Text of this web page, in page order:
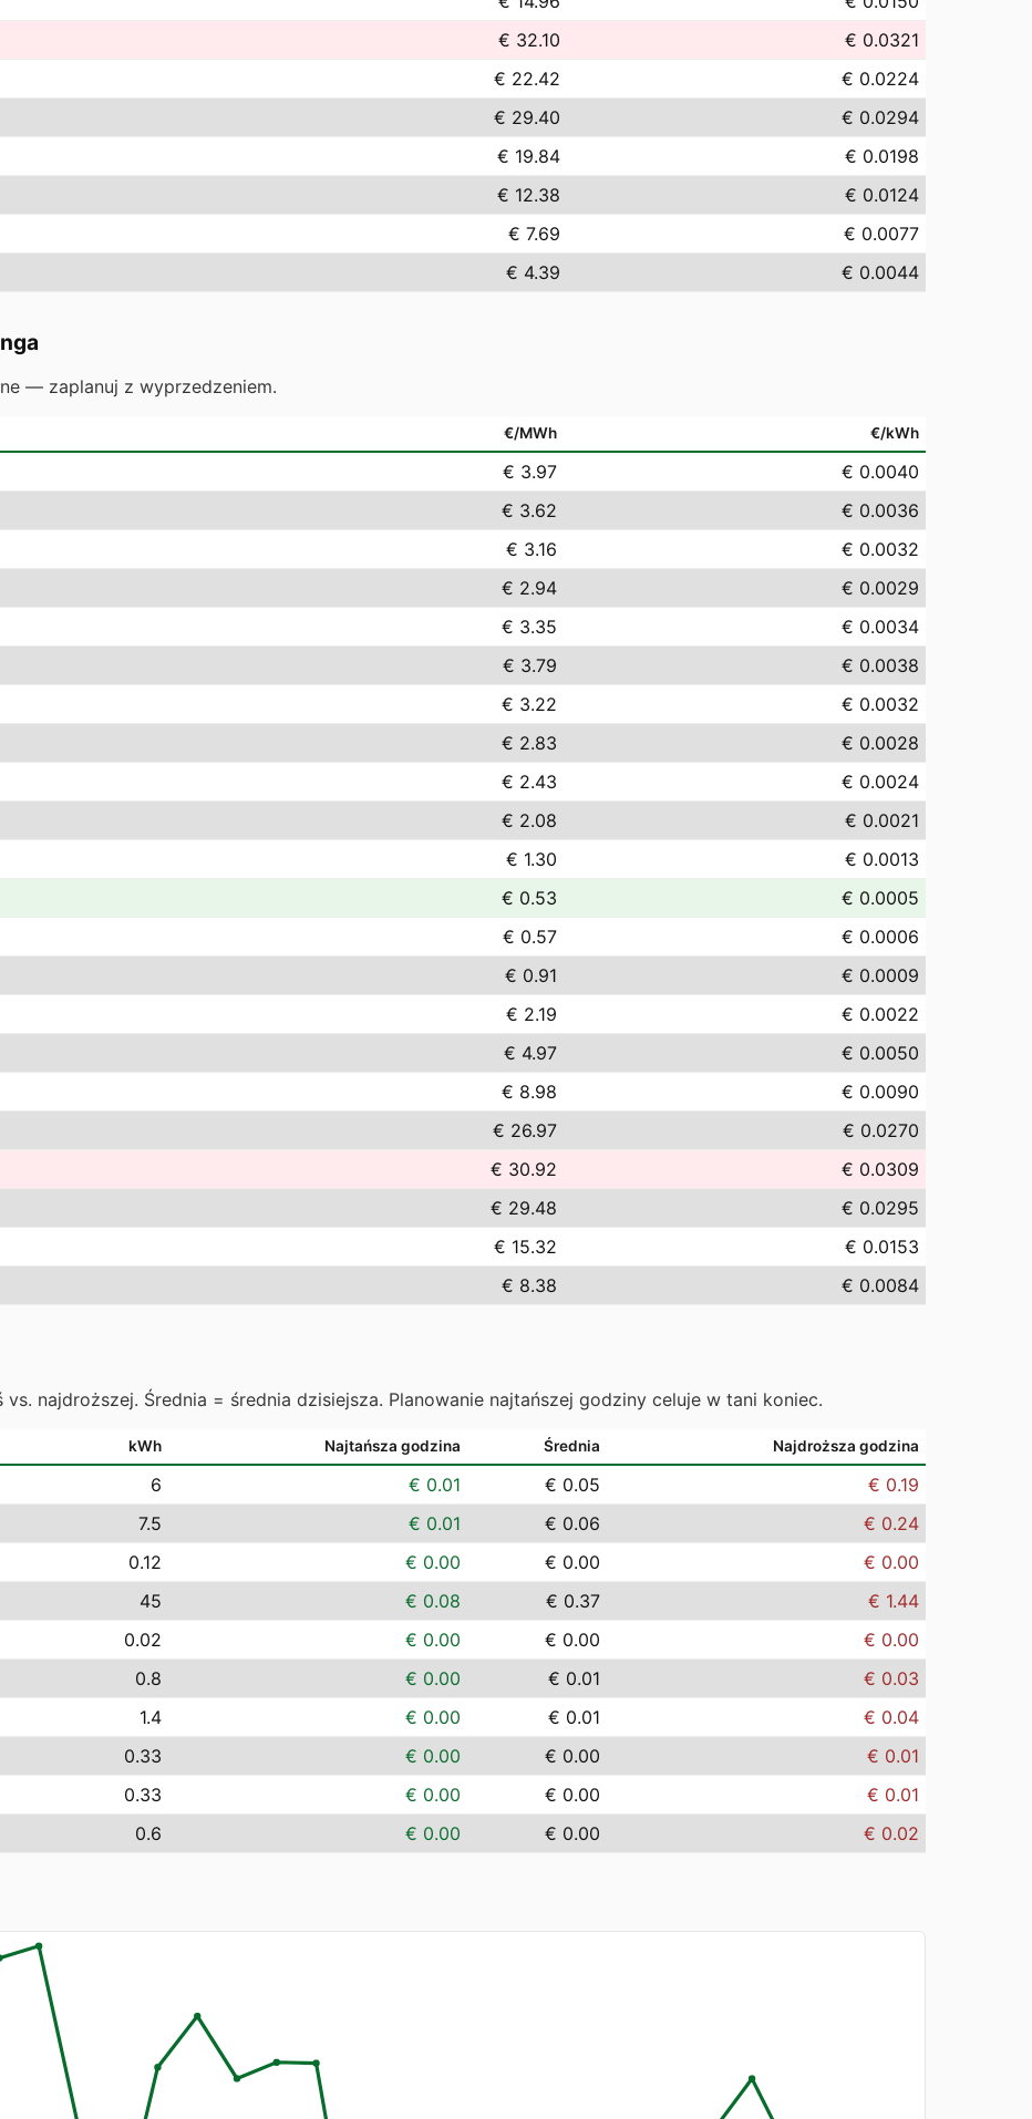
€ 32.10
€ 0.0321
€ 22.42
€ 0.0224
€ 29.40
€ 0.0294
€ 19.84
€ 0.0198
€ 12.38
€ 0.0124
€ 7.69
€ 0.0077
€ 4.39 € 0.0044
— zaplanuj z wyprzedzeniem.
€/MWh €/kWh
€ 3.97
€ 0.0040
€ 3.62
€ 0.0036
€ 3.16
€ 0.0032
€ 2.94
€ 0.0029
€ 3.35
€ 0.0034
€ 3.79
€ 0.0038
€ 3.22
€ 0.0032
€ 2.83
€ 0.0028
€ 2.43
€ 0.0024
€ 2.08
€ 0.0021
€ 1.30
€ 0.0013
€ 0.53
€ 0.0005
€ 0.57
€ 0.0006
€ 0.91
€ 0.0009
€ 2.19
€ 0.0022
€ 4.97
€ 0.0050
€ 8.98
€ 0.0090
€ 26.97
€ 0.0270
€ 30.92
€ 0.0309
€ 29.48
€ 0.0295
€ 15.32
€ 0.0153
€ 8.38 € 0.0084
najdroższej. Średnia = średnia dzisiejsza. Planowanie najtańszej godziny celuje w tani koniec.
kWh Najtańsza godzina Średnia Najdroższa godzina
6 € 0.01 € 0.05
€ 0.19
7.5 € 0.01 € 0.06
€ 0.24
0.12 € 0.00 € 0.00
€ 0.00
45 € 0.08 € 0.37
€ 1.44
0.02 € 0.00 € 0.00
€ 0.00
0.8 € 0.00 € 0.01
€ 0.03
1.4 € 0.00 € 0.01
€ 0.04
0.33 € 0.00 € 0.00
€ 0.01
0.33 € 0.00 € 0.00
€ 0.01
0.6 € 0.00 € 0.00 € 0.02